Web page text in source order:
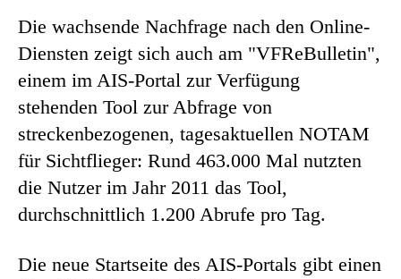
Die wachsende Nachfrage nach den Online-
Diensten zeigt sich auch am "VFReBulletin",
einem im AIS-Portal zur Verfügung
stehenden Tool zur Abfrage von
streckenbezogenen, tagesaktuellen NOTAM
für Sichtflieger: Rund 463.000 Mal nutzten
die Nutzer im Jahr 2011 das Tool,
durchschnittlich 1.200 Abrufe pro Tag.
Die neue Startseite des AIS-Portals gibt einen